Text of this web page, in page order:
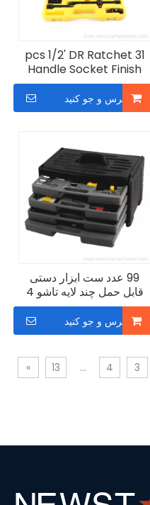
31 pcs 1/2' DR Ratchet
Handle Socket Finish
Black Phosphate Finish
پرس و جو کنید
99 عدد ست ابزار دستی
قابل حمل چند لایه تاشو 4
کشو
پرس و جو کنید
3
4
...
13
»